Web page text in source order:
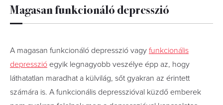
Magasan funkcionáló depresszió
A magasan funkcionáló depresszió vagy funkcionális
depresszió egyik legnagyobb veszélye épp az, hogy
láthatatlan maradhat a külvilág, sőt gyakran az érintett
számára is. A funkcionális depresszióval küzdő emberek